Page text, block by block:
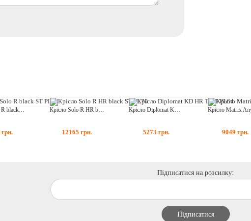
грн. 12165 грн. 5273 грн. 9049 грн.
Підписатися на розсилку: